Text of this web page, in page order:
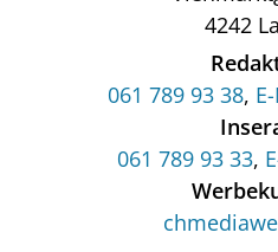
4242
061 789 93 38,
061 789 93 33,